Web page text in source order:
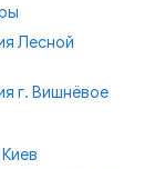
Лесной
г. Вишнёвое